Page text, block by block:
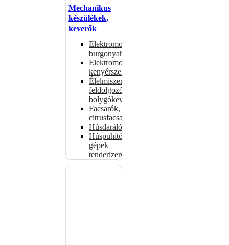
Mechanikus
készülékek,
keverők
Elektromos
burgonyahámozók
Elektromos
kenyérszeletelők
Élelmiszer-
feldolgozók –
bolygókeverők
Facsarók,
citrusfacsarók
Húsdarálók
Húspuhító
gépek –
tenderizerek